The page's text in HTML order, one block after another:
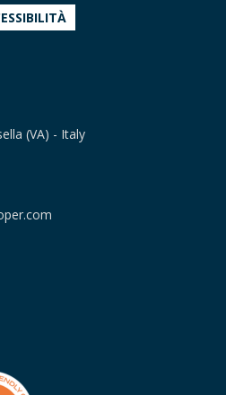
(VA) - Italy